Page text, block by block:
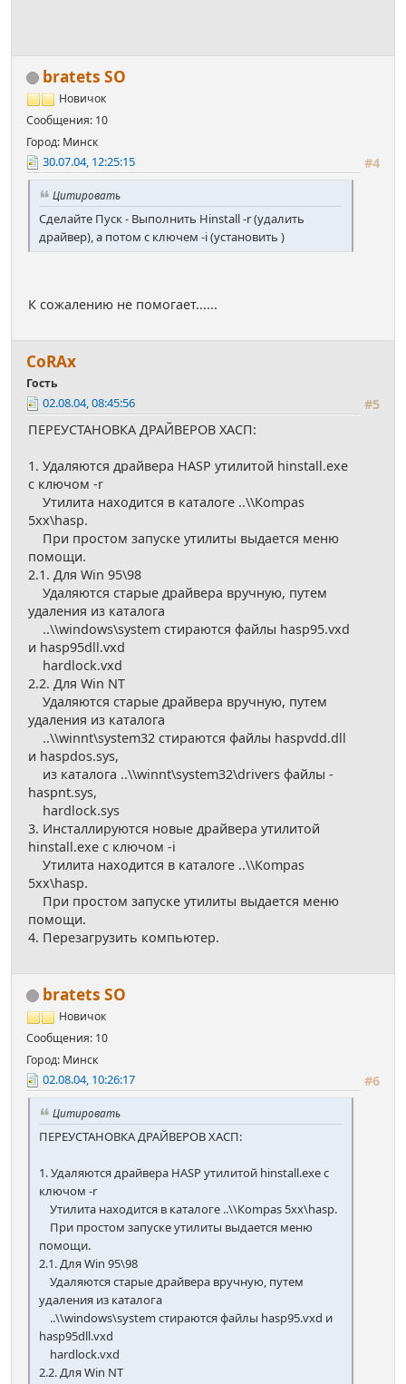
bratets SO
Новичок
Сообщения: 10
Город: Минск
#4
30.07.04, 12:25:15
Цитировать
Сделайте Пуск - Выполнить Hinstall -r (удалить
драйвер), а потом с ключем -i (установить )
К сожалению не помогает......
СоRАx
Гость
#5
02.08.04, 08:45:56
ПЕРЕУСТАНОВКА ДРАЙВЕРОВ ХАСП:
1. Удаляются драйвера HASP утилитой hinstall.exe
с ключом -r
Утилита находится в каталоге ..\\Кompas
5хх\hasp.
При простом запуске утилиты выдается меню
помощи.
2.1. Для Win 95\98
Удаляются старые драйвера вручную, путем
удаления из каталога
..\\windows\system стираются файлы hasp95.vxd
и hasp95dll.vxd
hardlock.vxd
2.2. Для Win NT
Удаляются старые драйвера вручную, путем
удаления из каталога
..\\winnt\system32 стираются файлы haspvdd.dll
и haspdos.sys,
из каталога ..\\winnt\system32\drivers файлы -
haspnt.sys,
hardlock.sys
3. Инсталлируются новые драйвера утилитой
hinstall.exe с ключом -i
Утилита находится в каталоге ..\\Кompas
5хх\hasp.
При простом запуске утилиты выдается меню
помощи.
4. Перезагрузить компьютер.
bratets SO
Новичок
Сообщения: 10
Город: Минск
#6
02.08.04, 10:26:17
Цитировать
ПЕРЕУСТАНОВКА ДРАЙВЕРОВ ХАСП:
1. Удаляются драйвера HASP утилитой hinstall.exe с
ключом -r
Утилита находится в каталоге ..\\Кompas 5хх\hasp.
При простом запуске утилиты выдается меню
помощи.
2.1. Для Win 95\98
Удаляются старые драйвера вручную, путем
удаления из каталога
..\\windows\system стираются файлы hasp95.vxd и
hasp95dll.vxd
hardlock.vxd
2.2. Для Win NT